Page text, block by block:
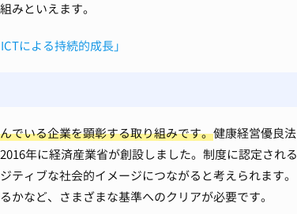
みといえます。
による持続的成長」
でいる企業を顕彰する取り組みです。健康経営優良法
年に経済産業省が創設しました。制度に認定される
ィブな社会的イメージにつながると考えられます。
など、さまざまな基準へのクリアが必要です。